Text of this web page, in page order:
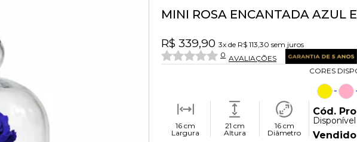
MINI ROSA ENCANTADA AZUL
R$ 339,90 3x de R$ 113,30 sem juros
0 AVALIAÇÕES
CORES
16 cm
Largura
21 cm
Altura
16 cm
Diâmetro
Cód.